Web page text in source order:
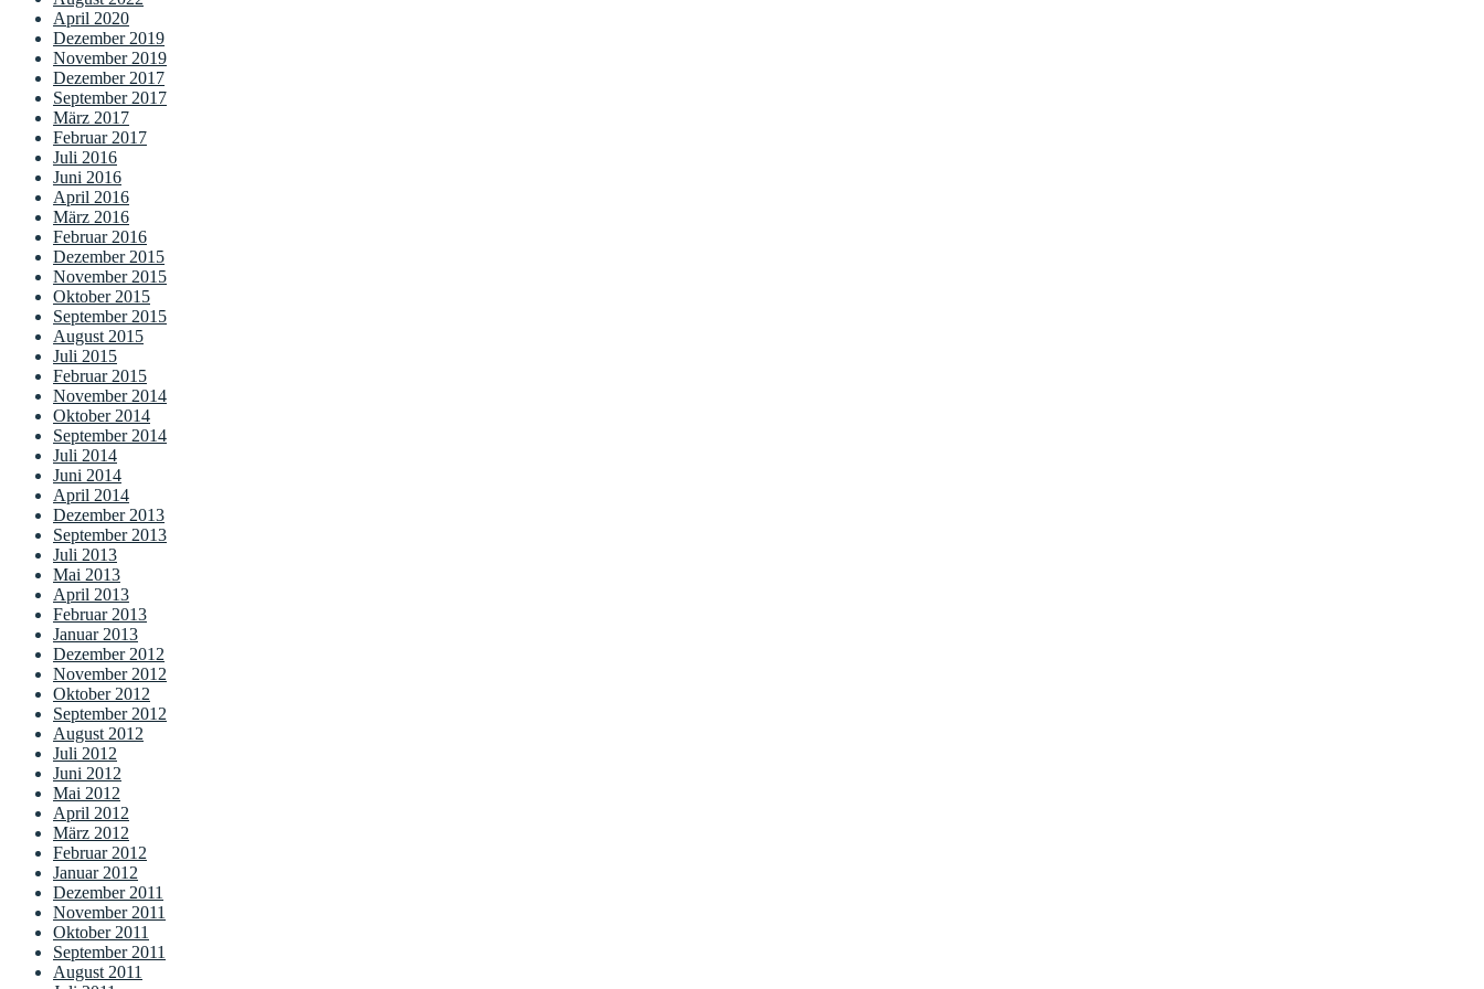
April 2020
Dezember 2019
November 2019
Dezember 2017
September 2017
März 2017
Februar 2017
Juli 2016
Juni 2016
April 2016
März 2016
Februar 2016
Dezember 2015
November 2015
Oktober 2015
September 2015
August 2015
Juli 2015
Februar 2015
November 2014
Oktober 2014
September 2014
Juli 2014
Juni 2014
April 2014
Dezember 2013
September 2013
Juli 2013
Mai 2013
April 2013
Februar 2013
Januar 2013
Dezember 2012
November 2012
Oktober 2012
September 2012
August 2012
Juli 2012
Juni 2012
Mai 2012
April 2012
März 2012
Februar 2012
Januar 2012
Dezember 2011
November 2011
Oktober 2011
September 2011
August 2011